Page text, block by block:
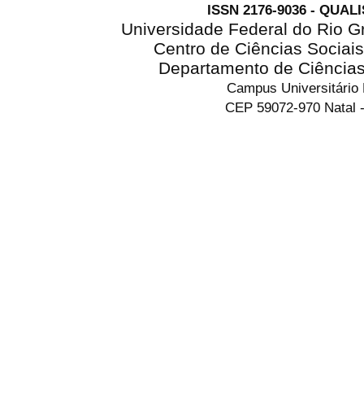
ISSN 2176-9036 -
Universidade Federal do Rio
Centro de Ciências
Departamento de
Campus Universitário
CEP 59072-970 Natal